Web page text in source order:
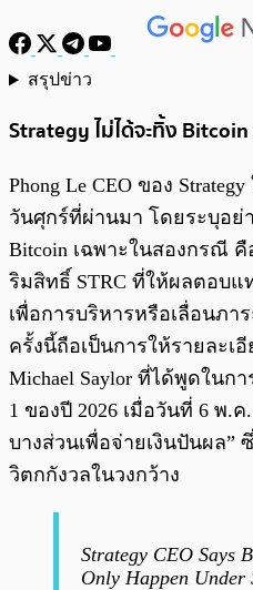
สรุปข่าว
Strategy ไม่ได้จะทิ้ง
Phong Le CEO ของ
วันศุกร์ที่ผ่านมา โดยระบุอย่
Bitcoin เฉพาะในสองกรณี
ริมสิทธิ์ STRC ที่ให้ผลตอบแ
เพื่อการบริหารหรือเลื่อนภ
ครั้งนี้ถือเป็นการให้รายละเ
Michael Saylor ที่ได้พูดใน
1 ของปี 2026 เมื่อวันที่ 6 พ.ค
บางส่วนเพื่อจ่ายเงินปันผล
วิตกกังวลในวงกว้าง
Strategy CEO Says
Only Happen Under